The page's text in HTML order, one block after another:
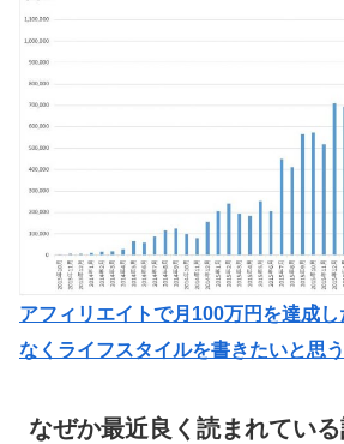
アフィリエイトで月100万円を達成
なくライフスタイルを書きたいと思う
なぜか最近良く読まれてい